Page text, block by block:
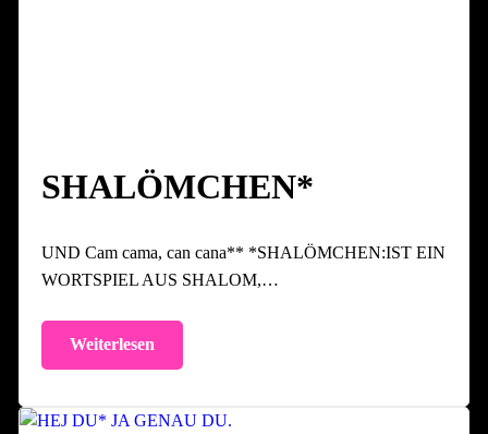
SHALÖMCHEN*
UND Cam cama, can cana** *SHALÖMCHEN:IST EIN
WORTSPIEL AUS SHALOM,…
Weiterlesen